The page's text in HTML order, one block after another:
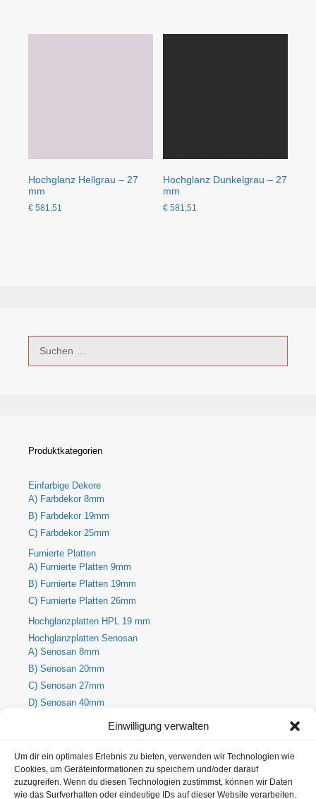
Einwilligung verwalten
Um dir ein optimales Erlebnis zu bieten, verwenden wir Technologien wie
Cookies, um Geräteinformationen zu speichern und/oder darauf
zuzugreifen. Wenn du diesen Technologien zustimmst, können wir Daten
wie das Surfverhalten oder eindeutige IDs auf dieser Website verarbeiten.
Hochglanz Hellgrau – 27
mm
€ 581,51
Hochglanz Dunkelgrau – 27
mm
€ 581,51
nach:
Produktkategorien
Einfarbige Dekore
A) Farbdekor 8mm
B) Farbdekor 19mm
C) Farbdekor 25mm
Furnierte Platten
A) Furnierte Platten 9mm
B) Furnierte Platten 19mm
C) Furnierte Platten 26mm
Hochglanzplatten HPL 19 mm
Hochglanzplatten Senosan
A) Senosan 8mm
B) Senosan 20mm
C) Senosan 27mm
D) Senosan 40mm
A) Holz-Dekorplatte 8mm
B) Holz-Dekorplatte 19mm
C) Holz-Dekorplatte 25mm